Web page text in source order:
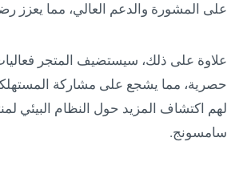
على المشورة والدعم العالي، مما يعزز
علاوة على ذلك، سيستضيف المتجر
حصرية، مما يشجع على مشاركة
لهم اكتشاف المزيد حول النظام البيئي
سامسونج.